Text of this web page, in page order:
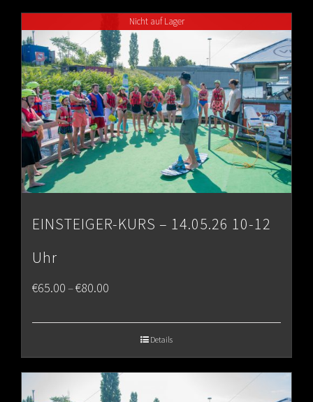
€80.00
Nicht auf Lager
EINSTEIGER-KURS – 14.05.26 10-12
Uhr
€65.00–€80.00
€80.00
Details